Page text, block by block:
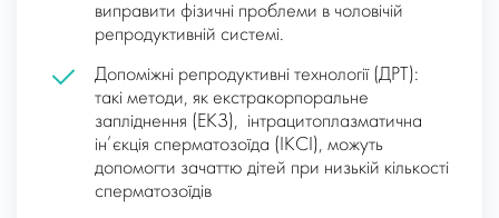
виправити фізичні проблеми в чоловічій
репродуктивній системі.
Допоміжні репродуктивні технології (ДРТ):
такі методи, як екстракорпоральне
запліднення (ЕКЗ), інтрацитоплазматична
ін’єкція сперматозоїда (ІКСІ), можуть
допомогти зачаттю дітей при низькій кількості
сперматозоїдів